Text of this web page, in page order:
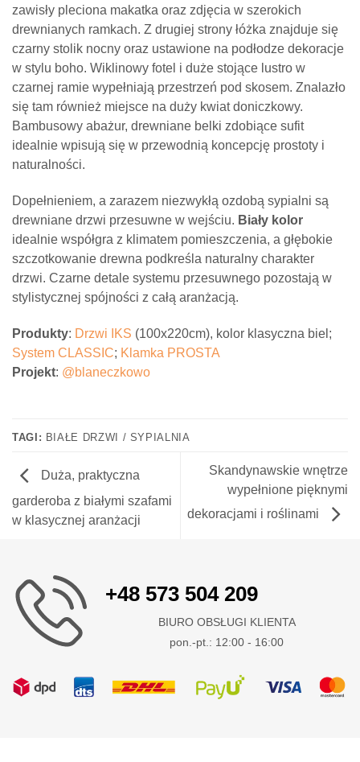
zawisły pleciona makatka oraz zdjęcia w szerokich
drewnianych ramkach. Z drugiej strony łóżka znajduje się
czarny stolik nocny oraz ustawione na podłodze dekoracje
w stylu boho. Wiklinowy fotel i duże stojące lustro w
czarnej ramie wypełniają przestrzeń pod skosem. Znalazło
się tam również miejsce na duży kwiat doniczkowy.
Bambusowy abażur, drewniane belki zdobiące sufit
idealnie wpisują się w przewodnią koncepcję prostoty i
naturalności.
Dopełnieniem, a zarazem niezwykłą ozdobą sypialni są
drewniane drzwi przesuwne w wejściu. Biały kolor
idealnie współgra z klimatem pomieszczenia, a głębokie
szczotkowanie drewna podkreśla naturalny charakter
drzwi. Czarne detale systemu przesuwnego pozostają w
stylistycznej spójności z całą aranżacją.
Produkty: Drzwi IKS (100x220cm), kolor klasyczna biel;
System CLASSIC; Klamka PROSTA
Projekt: @blaneczkowo
TAGI: BIAŁE DRZWI / SYPIALNIA
Duża, praktyczna
garderoba z białymi szafami
w klasycznej aranżacji
Skandynawskie wnętrze
wypełnione pięknymi
dekoracjami i roślinami
+48 573 504 209
BIURO OBSŁUGI KLIENTA
pon.-pt.: 12:00 - 16:00